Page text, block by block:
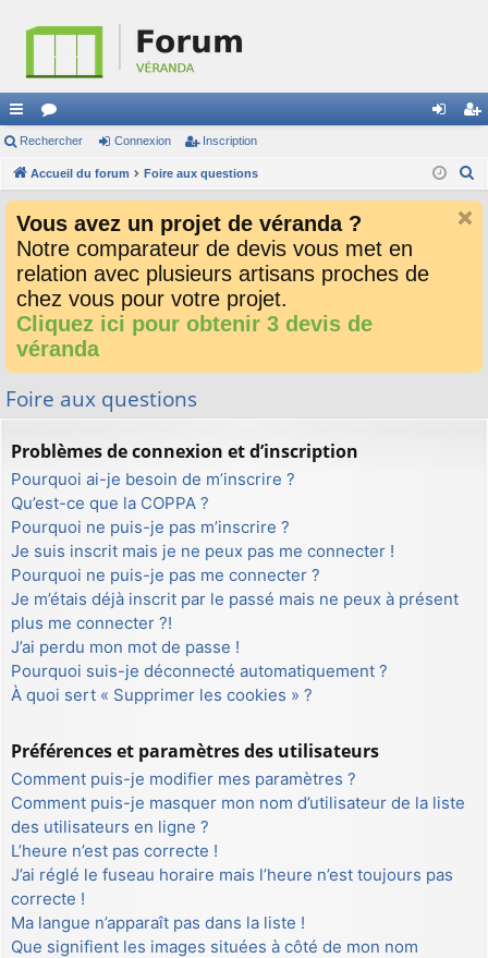
ac
co
ci
or
u
s
ne cri
Rechercher Connexion Inscription
Accueil du forum Foire aux questions
Vous avez un projet de véranda ?
Notre comparateur de devis vous met en
relation avec plusieurs artisans proches de
chez vous pour votre projet.
Cliquez ici pour obtenir 3 devis de
véranda
Foire aux questions
Problèmes de connexion et d’inscription
Pourquoi ai-je besoin de m’inscrire ?
Qu’est-ce que la COPPA ?
Pourquoi ne puis-je pas m’inscrire ?
Je suis inscrit mais je ne peux pas me connecter !
Pourquoi ne puis-je pas me connecter ?
Je m’étais déjà inscrit par le passé mais ne peux à présent
plus me connecter ?!
J’ai perdu mon mot de passe !
Pourquoi suis-je déconnecté automatiquement ?
À quoi sert « Supprimer les cookies » ?
Préférences et paramètres des utilisateurs
Comment puis-je modifier mes paramètres ?
Comment puis-je masquer mon nom d’utilisateur de la liste
des utilisateurs en ligne ?
L’heure n’est pas correcte !
J’ai réglé le fuseau horaire mais l’heure n’est toujours pas
correcte !
Ma langue n’apparaît pas dans la liste !
Que signifient les images situées à côté de mon nom